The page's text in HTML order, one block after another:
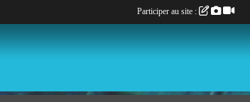
Participer au site :